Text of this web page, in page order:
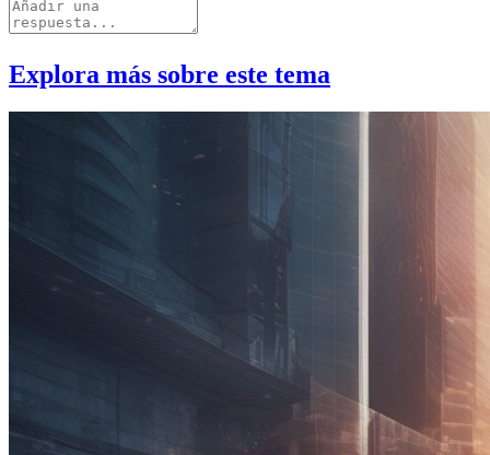
Explora más sobre este tema